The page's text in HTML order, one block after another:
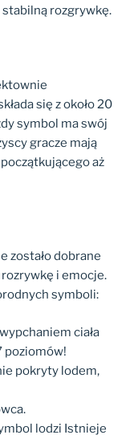
stabilną rozgrywkę.
się z około 20
symbol ma swój
gracze mają
aż
zostało dobrane
i emocje.
symboli:
ciała
poziomów!
pokryty lodem,
lodzi Istnieje